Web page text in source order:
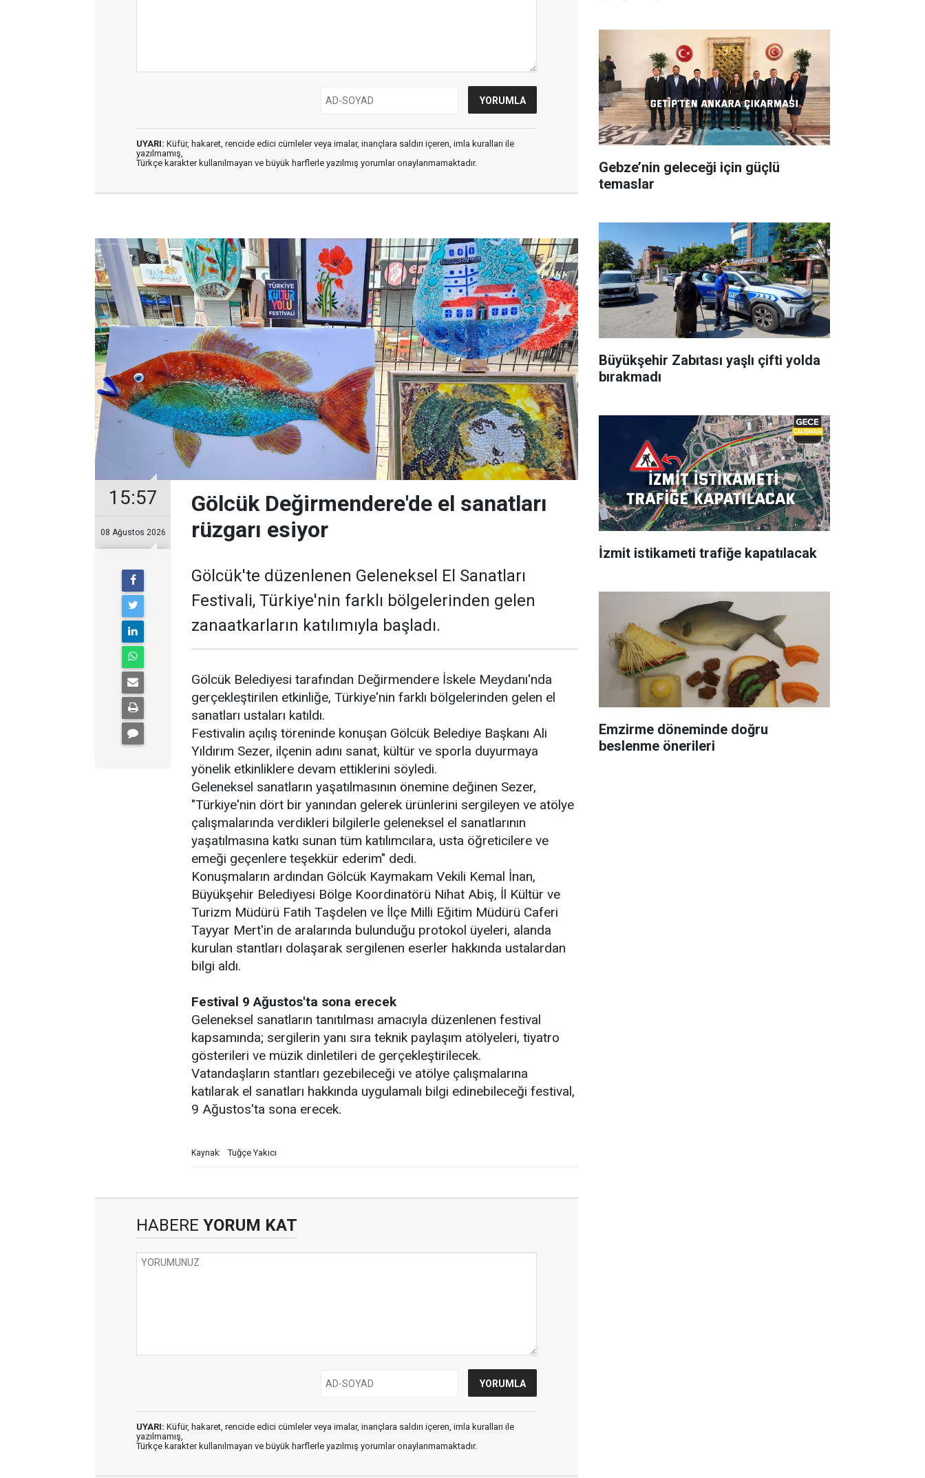
UYARI: Küfür, hakaret, rencide edici cümleler veya imalar, inançlara saldırı içeren, imla kuralları ile
yazılmamış,
Türkçe karakter kullanılmayan ve büyük harflerle yazılmış yorumlar onaylanmamaktadır.
15:57
08 Ağustos 2026
Gölcük Değirmendere'de el sanatları
rüzgarı esiyor
Gölcük'te düzenlenen Geleneksel El Sanatları
Festivali, Türkiye'nin farklı bölgelerinden gelen
zanaatkarların katılımıyla başladı.
Gölcük Belediyesi tarafından Değirmendere İskele Meydanı'nda
gerçekleştirilen etkinliğe, Türkiye'nin farklı bölgelerinden gelen el
sanatları ustaları katıldı.
Festivalin açılış töreninde konuşan Gölcük Belediye Başkanı Ali
Yıldırım Sezer, ilçenin adını sanat, kültür ve sporla duyurmaya
yönelik etkinliklere devam ettiklerini söyledi.
Geleneksel sanatların yaşatılmasının önemine değinen Sezer,
"Türkiye'nin dört bir yanından gelerek ürünlerini sergileyen ve atölye
çalışmalarında verdikleri bilgilerle geleneksel el sanatlarının
yaşatılmasına katkı sunan tüm katılımcılara, usta öğreticilere ve
emeği geçenlere teşekkür ederim" dedi.
Konuşmaların ardından Gölcük Kaymakam Vekili Kemal İnan,
Büyükşehir Belediyesi Bölge Koordinatörü Nihat Abiş, İl Kültür ve
Turizm Müdürü Fatih Taşdelen ve İlçe Milli Eğitim Müdürü Caferi
Tayyar Mert'in de aralarında bulunduğu protokol üyeleri, alanda
kurulan stantları dolaşarak sergilenen eserler hakkında ustalardan
bilgi aldı.
Festival 9 Ağustos'ta sona erecek
Geleneksel sanatların tanıtılması amacıyla düzenlenen festival
kapsamında; sergilerin yanı sıra teknik paylaşım atölyeleri, tiyatro
gösterileri ve müzik dinletileri de gerçekleştirilecek.
Vatandaşların stantları gezebileceği ve atölye çalışmalarına
katılarak el sanatları hakkında uygulamalı bilgi edinebileceği festival,
9 Ağustos'ta sona erecek.
Kaynak: Tuğçe Yakıcı
HABERE YORUM KAT
UYARI: Küfür, hakaret, rencide edici cümleler veya imalar, inançlara saldırı içeren, imla kuralları ile
yazılmamış,
Türkçe karakter kullanılmayan ve büyük harflerle yazılmış yorumlar onaylanmamaktadır.
Gebze’nin geleceği için güçlü
temaslar
Büyükşehir Zabıtası yaşlı çifti yolda
bırakmadı
İzmit istikameti trafiğe kapatılacak
Emzirme döneminde doğru
beslenme önerileri